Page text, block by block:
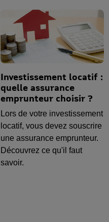
Investissement locatif :
quelle assurance
emprunteur choisir ?
Lors de votre investissement
locatif, vous devez souscrire
une assurance emprunteur.
Découvrez ce qu'il faut
savoir.